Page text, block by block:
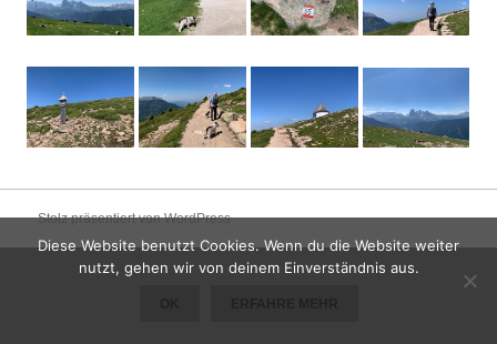
Stolz präsentiert von WordPress
Diese Website benutzt Cookies. Wenn du die Website weiter
nutzt, gehen wir von deinem Einverständnis aus.